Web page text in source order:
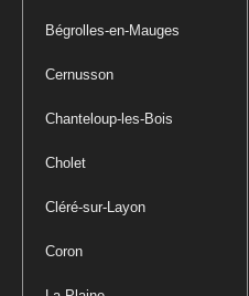
Bégrolles-en-Mauges
Cernusson
Chanteloup-les-Bois
Cholet
Cléré-sur-Layon
Coron